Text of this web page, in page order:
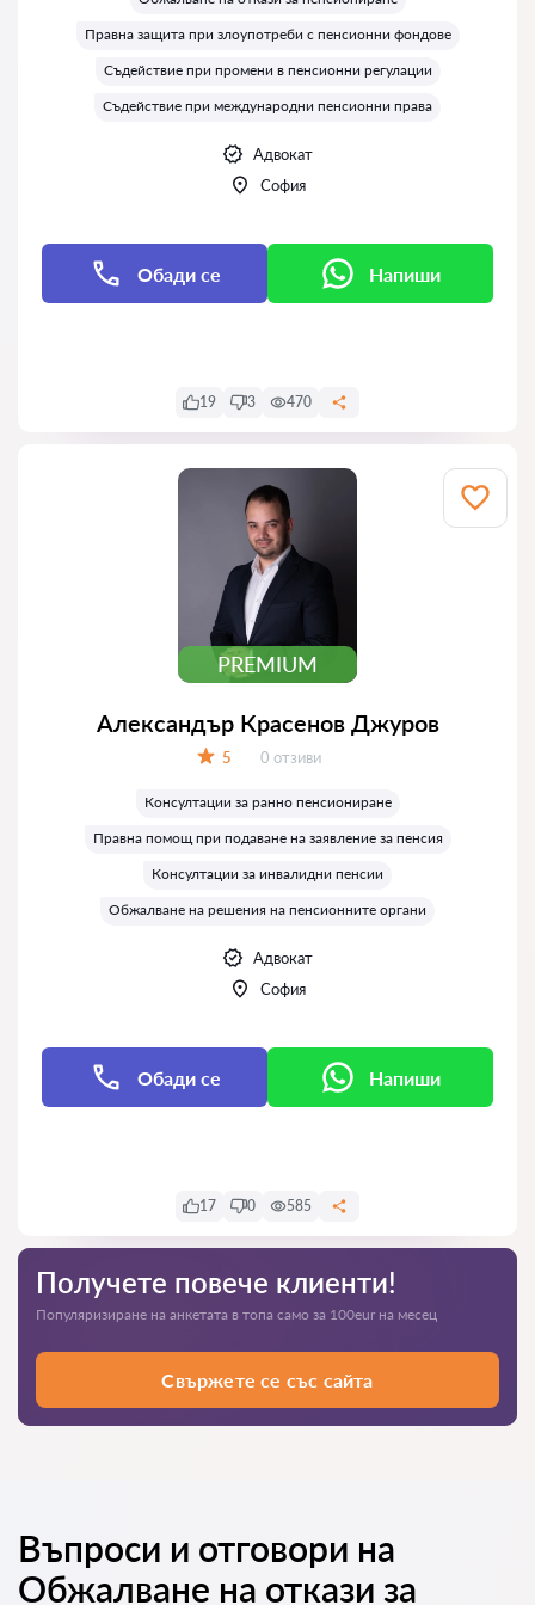
Правна защита при злоупотреби с пенсионни фондове
Съдействие при промени в пенсионни регулации
Съдействие при международни пенсионни права
Адвокат
София
Обади се Напиши
19 3 470
PREMIUM
Александър Красенов Джуров
5 Отзиви:
0 отзиви
Консултации за ранно пенсиониране
Правна помощ при подаване на заявление за пенсия
Консултации за инвалидни пенсии
Обжалване на решения на пенсионните органи
Адвокат
София
Обади се Напиши
17 0 585
Получете повече клиенти!
Популяризиране на анкетата в топа само за 100eur на месец
Свържете се със сайта
Въпроси и отговори на
Обжалване на откази за